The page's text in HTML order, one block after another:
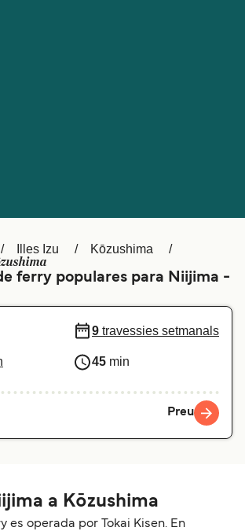
Belgique (FR)
Deutschland
Norge
Illes Izu Kōzushima
ferry populares para Niijima -
9 travessies setmanals
45 min
Preu
a Kōzushima
es operada por Tokai Kisen. En